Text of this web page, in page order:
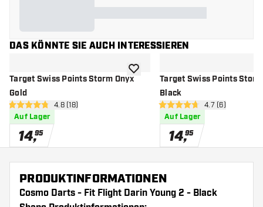
DAS KÖNNTE SIE AUCH INTERESSIEREN
Target Swiss Points Storm Onyx
Gold
Bewertungsbereich öffnen
4.8 Bewertungssterne
4.8 (18)
Auf Lager
14,95
Zur Wunschliste hinzufügen
Target Swiss Points
Black
4.7 Bewertungssterne
4.7 (6)
Auf Lager
14,95
PRODUKTINFORMATIONEN
Cosmo Darts - Fit Flight Darin Young 2 - Black